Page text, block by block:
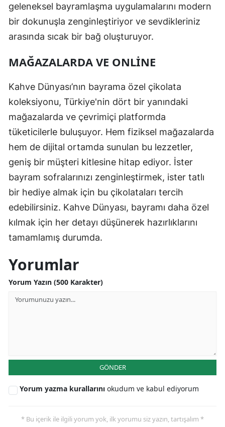
geleneksel bayramlaşma uygulamalarını modern
bir dokunuşla zenginleştiriyor ve sevdikleriniz
arasında sıcak bir bağ oluşturuyor.
MAĞAZALARDA VE ONLINE
Kahve Dünyası’nın bayrama özel çikolata
koleksiyonu, Türkiye'nin dört bir yanındaki
mağazalarda ve çevrimiçi platformda
tüketicilerle buluşuyor. Hem fiziksel mağazalarda
hem de dijital ortamda sunulan bu lezzetler,
geniş bir müşteri kitlesine hitap ediyor. İster
bayram sofralarınızı zenginleştirmek, ister tatlı
bir hediye almak için bu çikolataları tercih
edebilirsiniz. Kahve Dünyası, bayramı daha özel
kılmak için her detayı düşünerek hazırlıklarını
tamamlamış durumda.
Yorumlar
Yorum Yazın (500 Karakter)
GÖNDER
Yorum yazma kurallarını okudum ve kabul ediyorum
* Bu içerik ile ilgili yorum yok, ilk yorumu siz yazın, tartışalım *